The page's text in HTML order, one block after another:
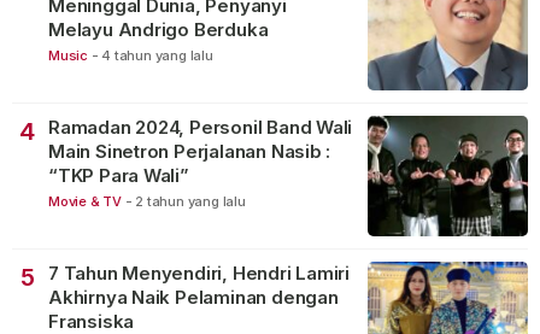
Meninggal Dunia, Penyanyi
Melayu Andrigo Berduka
Music - 4 tahun yang lalu
4
Ramadan 2024, Personil Band Wali
Main Sinetron Perjalanan Nasib :
“TKP Para Wali”
Movie & TV - 2 tahun yang lalu
5
7 Tahun Menyendiri, Hendri Lamiri
Akhirnya Naik Pelaminan dengan
Fransiska